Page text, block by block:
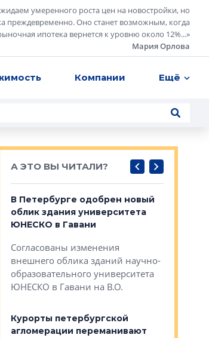
умеренного роста цен на новостройки, но
преждевременно. Оно станет возможным, когда
ипотека вернется к уровню около 12%...»
Мария Орлова
Компании Ещё
А ЭТО ВЫ ЧИТАЛИ?
В Петербурге одобрен новый
облик здания университета
ЮНЕСКО в Гавани
Согласованы изменения
внешнего облика зданий научно-
образовательного университета
ЮНЕСКО в Гавани на В.О.
Курорты петербургской
агломерации переманивают